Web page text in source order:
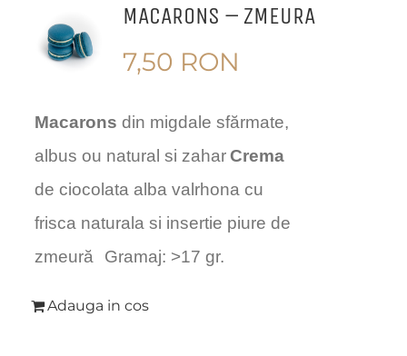
MACARONS – ZMEURA
7,50 RON
Macarons din migdale sfărmate,
albus ou natural si zahar Crema
de ciocolata alba valrhona cu
frisca naturala si insertie piure de
zmeură
Gramaj: >17 gr.
Adauga in cos